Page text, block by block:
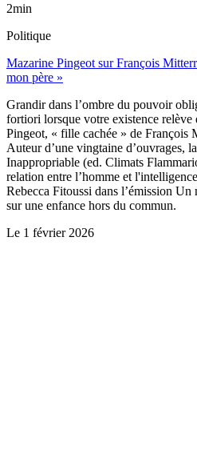
2min
Politique
Mazarine Pingeot sur François
mon père »
Grandir dans l’ombre du pouvoir
fortiori lorsque votre existence relève
Pingeot, « fille cachée » de François
Auteur d’une vingtaine d’ouvrages,
Inappropriable (ed. Climats
relation entre l’homme et
Rebecca Fitoussi dans l’émission
sur une enfance hors du commun.
Le 1 février 2026